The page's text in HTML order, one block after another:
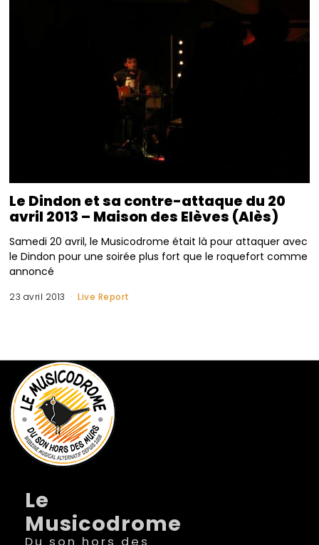
Le Dindon et sa contre-attaque du 20
avril 2013 – Maison des Elèves (Alès)
Samedi 20 avril, le Musicodrome était là pour attaquer avec
le Dindon pour une soirée plus fort que le roquefort comme
annoncé
23 avril 2013 Live Report
Le
Musicodrome